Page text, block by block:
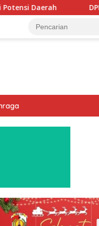
Dorong Program